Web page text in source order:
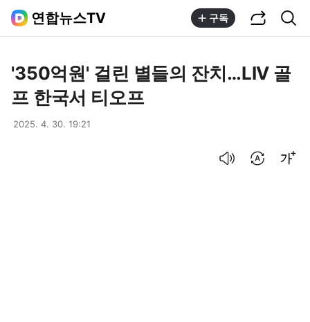
연합뉴스TV 구독
'350억원' 걸린 별들의 잔치…LIV 골
프 한국서 티오프
2025. 4. 30. 19:21